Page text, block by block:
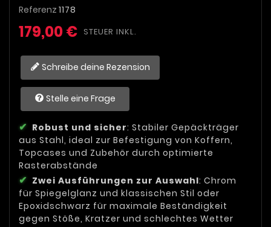
Referenz 1178
179,00 € STEUER INKL.
Schreibe deine Rezension
Stelle eine Frage
Robust und sicher: Stabiler Gepäckträger
aus Stahl, ideal zur Befestigung von Koffern,
Topcases und Zubehör durch optimierte
Rasterabstände
Zwei Ausführungen zur Auswahl: Chrom
für Spiegelglanz und klassischen Stil oder
Epoxidschwarz für maximale Beständigkeit
gegen Stöße, Kratzer und schlechtes Wetter